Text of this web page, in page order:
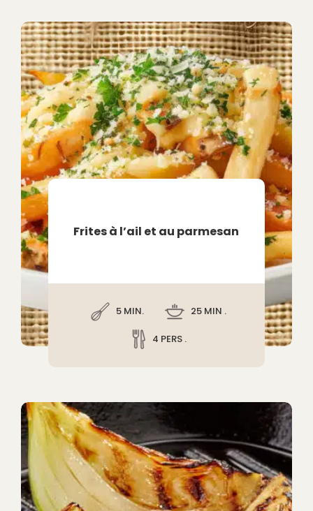
Frites à l’ail et au parmesan
5 MIN. 25 MIN .
4 PERS .